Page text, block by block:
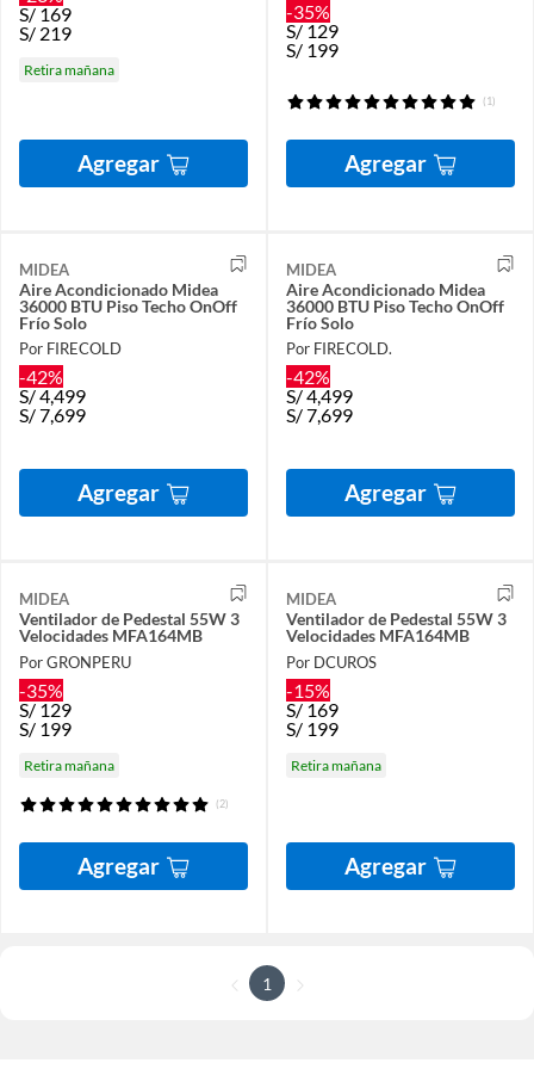
S/169
S/ 219
Retira mañana
Agregar
-35%
S/129
S/ 199
(1)
Agregar
MIDEA
Aire Acondicionado Midea
36000 BTU Piso Techo OnOff
Frío Solo
Por FIRECOLD
-42%
S/4,499
S/7,699
Agregar
MIDEA
Aire Acondicionado Midea
36000 BTU Piso Techo OnOff
Frío Solo
Por FIRECOLD.
-42%
S/4,499
S/7,699
Agregar
MIDEA
Ventilador de Pedestal 55W 3
Velocidades MFA164MB
Por GRONPERU
-35%
S/129
S/ 199
Retira mañana
(2)
Agregar
MIDEA
Ventilador de Pedestal 55W 3
Velocidades MFA164MB
Por DCUROS
-15%
S/169
S/ 199
Retira mañana
Agregar
1